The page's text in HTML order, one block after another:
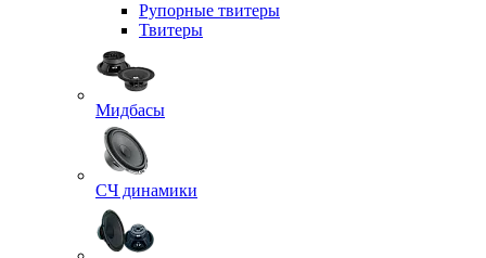
Рупорные твитеры
Твитеры
Мидбасы
СЧ динамики